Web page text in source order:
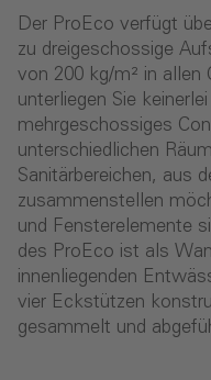
Der ProEco verfügt
zu dreigeschossige
von 200 kg/m² in allen
unterliegen Sie
mehrgeschossiges
unterschiedlichen
Sanitärbereichen, aus
zusammenstellen
und Fensterelemente
des ProEco ist als
innenliegenden
vier Eckstützen
gesammelt und